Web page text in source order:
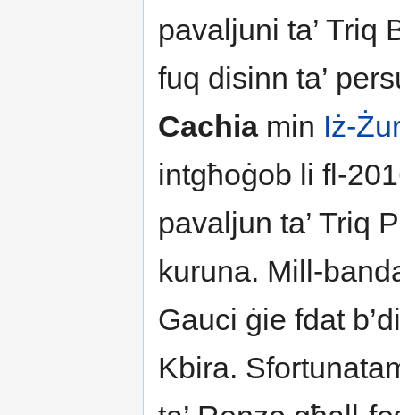
pavaljuni ta’ Triq
fuq disinn ta’
Cachiamin Iż-
intgħoġob li fl-
pavaljun ta’ Triq
kuruna. Mill-
Gauci ġie fdat
Kbira.